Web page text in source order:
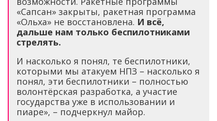
«Сапсан» закрыты, ракетная программа
«Ольха» не восстановлена. И всё,
дальше нам только беспилотниками
стрелять.
И насколько я понял, те беспилотники,
которыми мы атакуем НПЗ – насколько я
понял, эти беспилотники – полностью
волонтёрская разработка, а участие
государства уже в использовании и
пиаре», – подчеркнул майор.